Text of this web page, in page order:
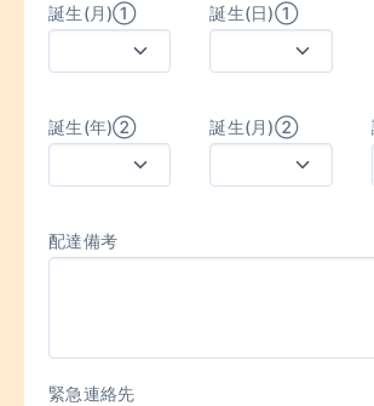
誕生(月)① 誕生(日)①
誕生(年)② 誕生(月)②
配達備考
緊急連絡先